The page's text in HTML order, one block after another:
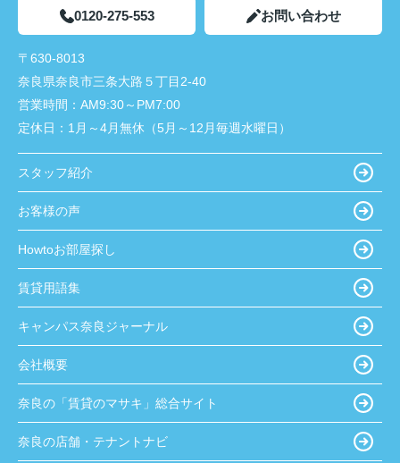
0120-275-553 お問い合わせ
〒630-8013
奈良県奈良市三条大路５丁目2-40
営業時間： AM9:30～PM7:00
定休日： 1月～4月無休（5月～12月毎週水曜日）
スタッフ紹介
お客様の声
Howtoお部屋探し
賃貸用語集
キャンパス奈良ジャーナル
会社概要
奈良の「賃貸のマサキ」総合サイト
奈良の店舗・テナントナビ